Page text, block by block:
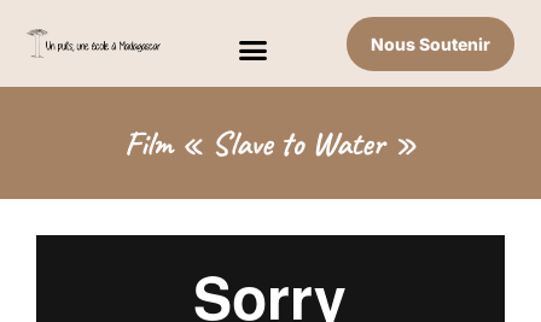
Nous Soutenir
Film « Slave to Water »